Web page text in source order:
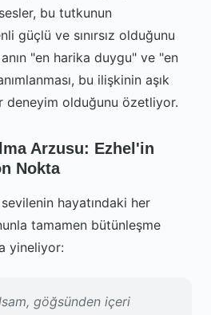
bu tutkunun
güçlü ve sınırsız olduğunu
"en harika duygu" ve "en
bu ilişkinin aşık
deneyim olduğunu özetliyor.
Arzusu: Ezhel'in
Nokta
hayatındaki her
tamamen bütünleşme
yineliyor:
göğsünden içeri